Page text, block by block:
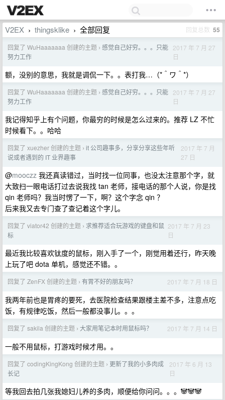
V2EX › thingsklike › 全部回复 回复总数 55
回复了 WuHaaaaaaa 创建的主题 › 感觉自己好穷。。。只能
努力工作
2017 年 7 月 27
日
额，没别的意思，我就是调侃一下。。表打我…（*＾ワ＾*）
回复了 WuHaaaaaaa 创建的主题 › 感觉自己好穷。。。只能
努力工作
2017 年 7 月 27
日
我记得知乎上有个问题，你最穷的时候是怎么过来的。推荐 LZ 不忙
时候看下。。哈哈
回复了 xuezher 创建的主题 › it 公司趣事多，分享分享这些年听
说或者遇到的 IT 业界趣事
2017 年 7 月
27 日
@mooczz 我还真读错过，当时找一位同事，也没太注意那个字，就
大致扫一眼电话打过去说我找 tan 老师，接电话的那个人说，你是找
qin 老师吗？我当时愣了一下，啊？这个字念 qin ？
后来我又去专门查了查记着这个字儿。
回复了 viator42 创建的主题 › 求推荐适合玩游戏的键盘和鼠
标
2017 年 7 月 23
日
最近我比较喜欢钛度的鼠标，刚入手了一个，刚觉用着还行，昨天晚
上玩了吧 dota 单机，感觉还不错。。
回复了 ZenFX 创建的主题 › 有胃不好的朋友吗？ 2017 年 7 月 18 日
我两年前也是胃疼的要死，去医院检查结果跟楼主差不多，注意点吃
饭，有规律吃饭，然后一般都没事儿。。。
回复了 sakila 创建的主题 › 大家用笔记本时用鼠标吗？ 2017 年 7 月 14 日
一般不用鼠标，打游戏时候才用。。
回复了 codingKingKong 创建的主题 › 更新了我的小多肉成
长记
2017 年 6 月 13
日
等我回去拍几张我媳妇儿养的多肉，顺便给你问问。。。🐼🐼🐼